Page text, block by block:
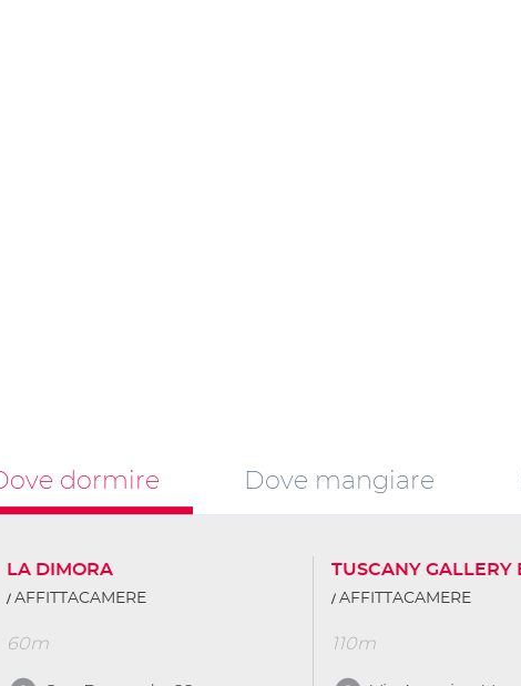
dormire Dove mangiare
LA DIMORA
AFFITTACAMERE
60m
TUSCANY GALLERY
AFFITTACAMERE
110m